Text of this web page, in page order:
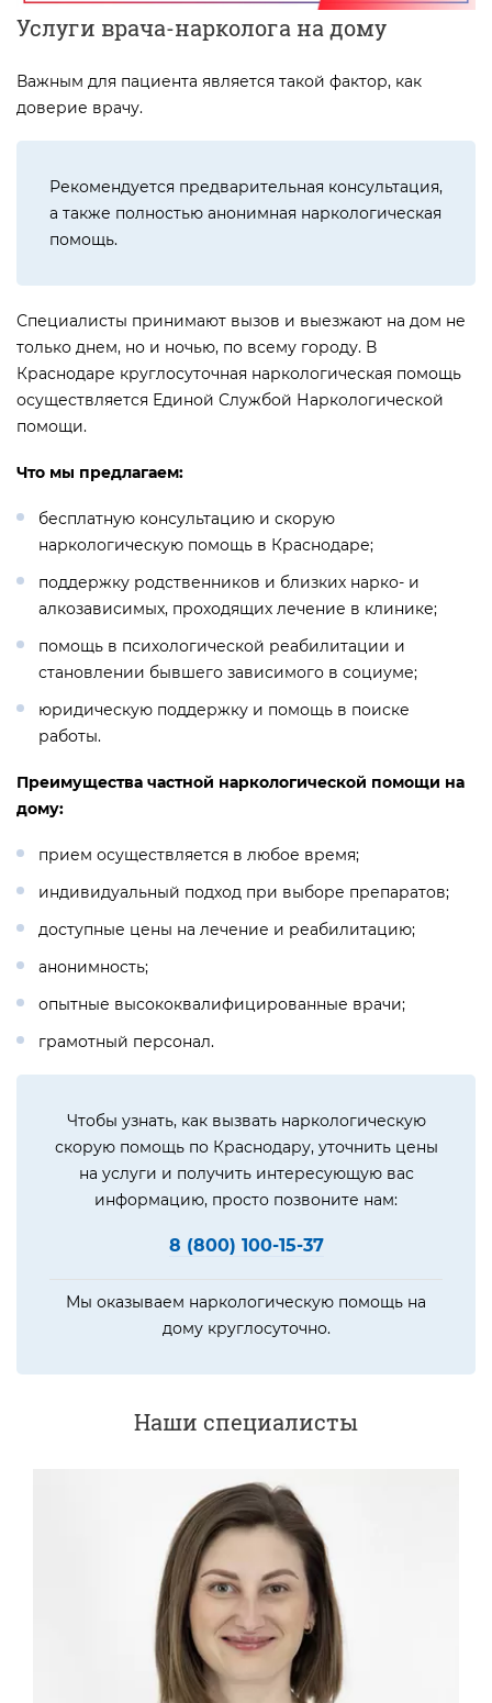
Услуги врача-нарколога на дому
Важным для пациента является такой фактор, как
доверие врачу.
Рекомендуется предварительная консультация,
а также полностью анонимная наркологическая
помощь.
Специалисты принимают вызов и выезжают на дом не
только днем, но и ночью, по всему городу. В
Краснодаре круглосуточная наркологическая помощь
осуществляется Единой Службой Наркологической
помощи.
Что мы предлагаем:
бесплатную консультацию и скорую
наркологическую помощь в Краснодаре;
поддержку родственников и близких нарко- и
алкозависимых, проходящих лечение в клинике;
помощь в психологической реабилитации и
становлении бывшего зависимого в социуме;
юридическую поддержку и помощь в поиске
работы.
Преимущества частной наркологической помощи на
дому:
прием осуществляется в любое время;
индивидуальный подход при выборе препаратов;
доступные цены на лечение и реабилитацию;
анонимность;
опытные высококвалифицированные врачи;
грамотный персонал.
Чтобы узнать, как вызвать наркологическую
скорую помощь по Краснодару, уточнить цены
на услуги и получить интересующую вас
информацию, просто позвоните нам:
8 (800) 100-15-37
Мы оказываем наркологическую помощь на
дому круглосуточно.
Наши специалисты